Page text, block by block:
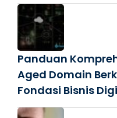
Panduan
Aged Domain
Fondasi Bisnis